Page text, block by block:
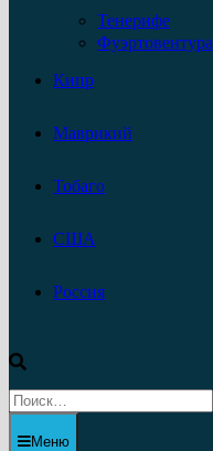
Тенерифе
Фуэртовентура
Кипр
Маврикий
Тобаго
США
Россия
Найти:
Меню